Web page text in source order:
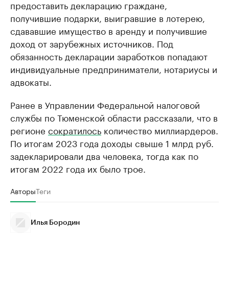
предоставить декларацию граждане,
получившие подарки, выигравшие в лотерею,
сдававшие имущество в аренду и получившие
доход от зарубежных источников. Под
обязанность декларации заработков попадают
индивидуальные предприниматели, нотариусы и
адвокаты.
Ранее в Управлении Федеральной налоговой
службы по Тюменской области рассказали, что в
регионе сократилось количество миллиардеров.
По итогам 2023 года доходы свыше 1 млрд руб.
задекларировали два человека, тогда как по
итогам 2022 года их было трое.
АвторыТеги
Илья Бородин